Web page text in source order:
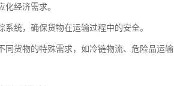
经济需求。
统，确保货物在运输过程中的安全。
货物的特殊需求，如冷链物流、危险品运输